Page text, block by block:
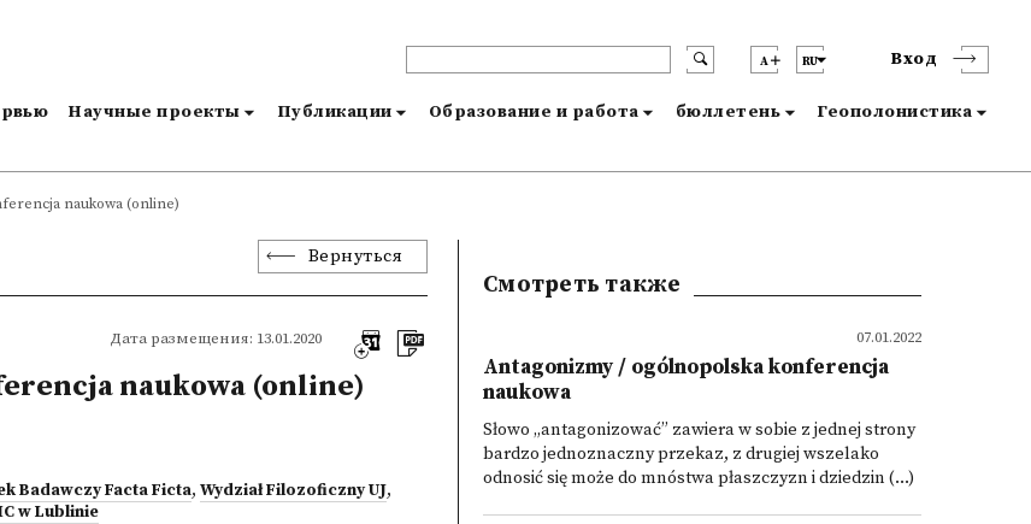
A RU Вход
Научные проекты Публикации Образование и работа бюллетень Геополонистика
naukowa (online)
Вернуться
Дата размещения: 13.01.2020
naukowa (online)
Badawczy Facta Ficta, Wydział Filozoficzny UJ,
w Lublinie
Смотреть также
07.01.2022
Antagonizmy / ogólnopolska konferencja
naukowa
Słowo „antagonizować” zawiera w sobie z jednej strony
bardzo jednoznaczny przekaz, z drugiej wszelako
odnosić się może do mnóstwa płaszczyzn i dziedzin (...)